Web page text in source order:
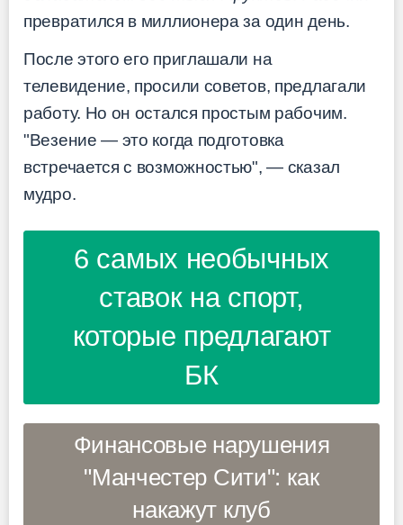
превратился в миллионера за один день.
После этого его приглашали на
телевидение, просили советов, предлагали
работу. Но он остался простым рабочим.
"Везение — это когда подготовка
встречается с возможностью", — сказал
мудро.
6 самых необычных
ставок на спорт,
которые предлагают
БК
Финансовые нарушения
"Манчестер Сити": как
накажут клуб